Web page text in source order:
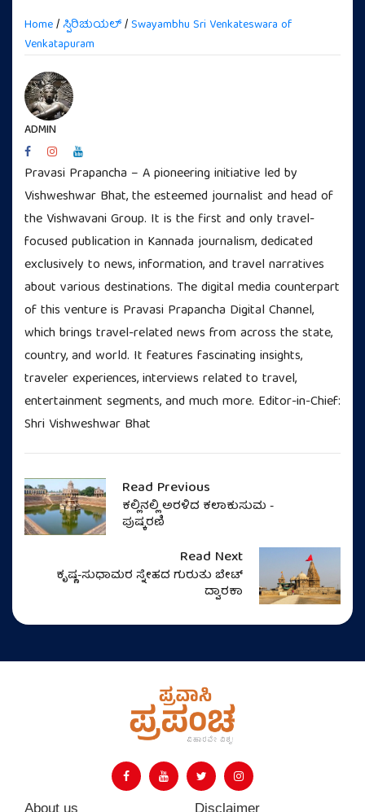
Home/ಸ್ಪಿರಿಚುಯಲ್/Swayambhu Sri Venkateswara of
Venkatapuram
ADMIN
Pravasi Prapancha – A pioneering initiative led by
Vishweshwar Bhat, the esteemed journalist and head of
the Vishwavani Group. It is the first and only travel-
focused publication in Kannada journalism, dedicated
exclusively to news, information, and travel narratives
about various destinations. The digital media counterpart
of this venture is Pravasi Prapancha Digital Channel,
which brings travel-related news from across the state,
country, and world. It features fascinating insights,
traveler experiences, interviews related to travel,
entertainment segments, and much more. Editor-in-Chief:
Shri Vishweshwar Bhat
Read Previous
ಕಲ್ಲಿನಲ್ಲಿ ಅರಳಿದ ಕಲಾಕುಸುಮ -
ಪುಷ್ಕರಣಿ
Read Next
ಕೃಷ್ಣ-ಸುಧಾಮರ ಸ್ನೇಹದ ಗುರುತು ಬೇಟ್
ದ್ವಾರಕಾ
About us Disclaimer